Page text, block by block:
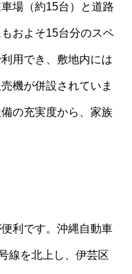
場（約15台）と道路
およそ15台分のスペ
用でき、敷地内には
機が併設されていま
の充実度から、家族
利です。沖縄自動車
線を北上し、伊芸区